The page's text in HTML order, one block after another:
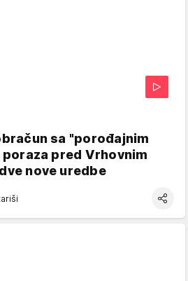
sa "porođajnim
pred Vrhovnim
nove uredbe